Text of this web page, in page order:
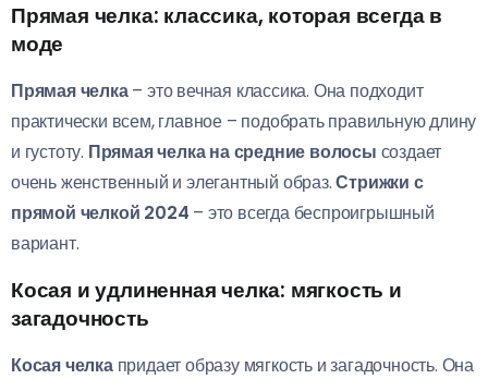
Прямая челка: классика, которая всегда в
моде
Прямая челка– это вечная классика. Она подходит
практически всем, главное – подобрать правильную длину
и густоту. Прямая челка на средние волосы создает
очень женственный и элегантный образ.Стрижки с
прямой челкой 2024 – это всегда беспроигрышный
вариант.
Косая и удлиненная челка: мягкость и
загадочность
Косая челкапридает образу мягкость и загадочность. Она